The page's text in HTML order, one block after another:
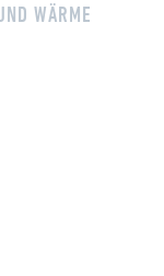
WÄRME